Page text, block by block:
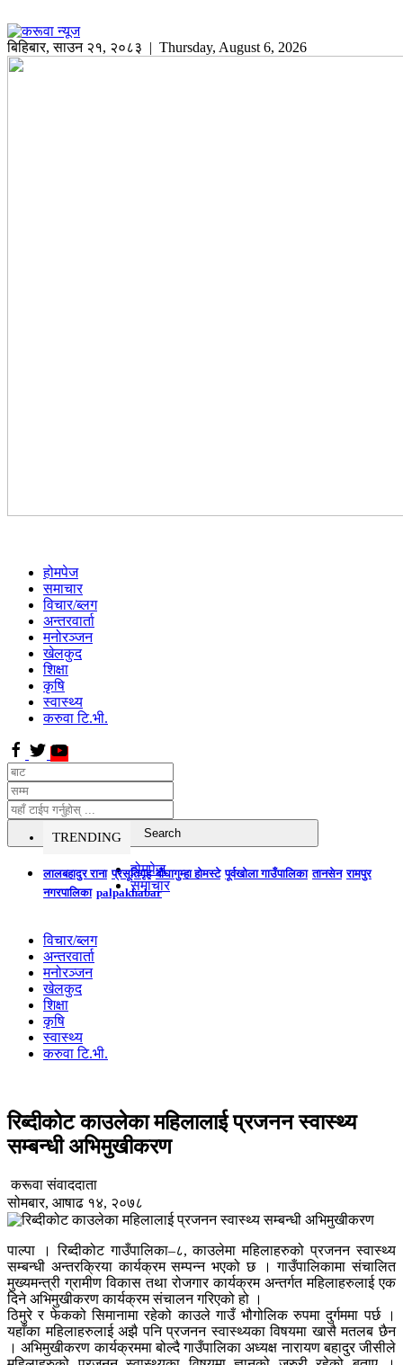
बिहिबार,साउन २१, २०८३ | Thursday, August 6, 2026
होमपेज
समाचार
विचार/ब्लग
अन्तरवार्ता
मनोरञ्जन
खेलकुद
शिक्षा
कृषि
स्वास्थ्य
करुवा टि.भी.
TRENDING
लालबहादुर राना प्रसूतिगृह बौघागुम्हा होमस्टे पूर्वखोला गाउँपालिका तानसेन रामपुर
नगरपालिका palpakhabar
होमपेज
समाचार
विचार/ब्लग
अन्तरवार्ता
मनोरञ्जन
खेलकुद
शिक्षा
कृषि
स्वास्थ्य
करुवा टि.भी.
रिब्दीकोट काउलेका महिलालाई प्रजनन स्वास्थ्य
सम्बन्धी अभिमुखीकरण
करूवा संवाददाता
सोमबार, आषाढ १४, २०७८
पाल्पा । रिब्दीकोट गाउँपालिका–८, काउलेमा महिलाहरुको प्रजनन स्वास्थ्य
सम्बन्धी अन्तरक्रिया कार्यक्रम सम्पन्न भएको छ । गाउँपालिकामा संचालित
मुख्यमन्त्री ग्रामीण विकास तथा रोजगार कार्यक्रम अन्तर्गत महिलाहरुलाई एक
दिने अभिमुखीकरण कार्यक्रम संचालन गरिएको हो ।
ठिमुरे र फेकको सिमानामा रहेको काउले गाउँ भौगोलिक रुपमा दुर्गममा पर्छ ।
यहाँका महिलाहरुलाई अझै पनि प्रजनन स्वास्थ्यका विषयमा खासै मतलब छैन
। अभिमुखीकरण कार्यक्रममा बोल्दै गाउँपालिका अध्यक्ष नारायण बहादुर जीसीले